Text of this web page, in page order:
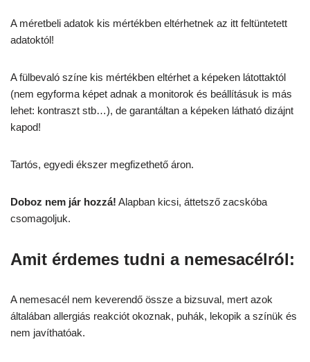
A méretbeli adatok kis mértékben eltérhetnek az itt feltüntetett
adatoktól!
A fülbevaló színe kis mértékben eltérhet a képeken látottaktól
(nem egyforma képet adnak a monitorok és beállításuk is más
lehet: kontraszt stb…), de garantáltan a képeken látható dizájnt
kapod!
Tartós, egyedi ékszer megfizethető áron.
Doboz nem jár hozzá! Alapban kicsi, áttetsző zacskóba
csomagoljuk.
Amit érdemes tudni a nemesacélról:
A nemesacél nem keverendő össze a bizsuval, mert azok
általában allergiás reakciót okoznak, puhák, lekopik a színük és
nem javíthatóak.